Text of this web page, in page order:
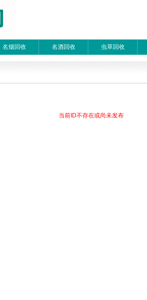
名烟回收 名酒回收 虫草回收
当前ID不存在或尚未发布